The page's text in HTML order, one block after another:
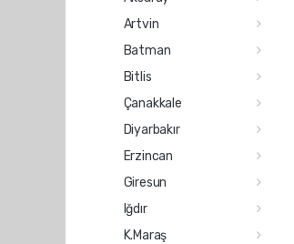
Artvin
Batman
Bitlis
Çanakkale
Diyarbakır
Erzincan
Giresun
Iğdır
K.Maraş